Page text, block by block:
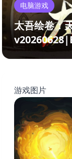
新版游
电脑游戏
太吾绘卷：
（The
游戏图片